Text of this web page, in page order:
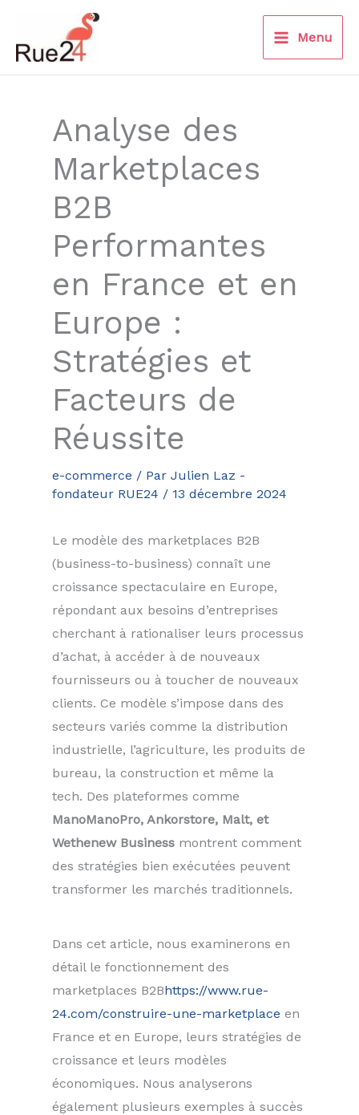
contenu
Menu
Analyse des
Marketplaces
B2B
Performantes
en France et en
Europe :
Stratégies et
Facteurs de
Réussite
e-commerce / Par Julien Laz -
fondateur RUE24 / 13 décembre 2024
Le modèle des marketplaces B2B
(business-to-business) connaît une
croissance spectaculaire en Europe,
répondant aux besoins d’entreprises
cherchant à rationaliser leurs processus
d’achat, à accéder à de nouveaux
fournisseurs ou à toucher de nouveaux
clients. Ce modèle s’impose dans des
secteurs variés comme la distribution
industrielle, l’agriculture, les produits de
bureau, la construction et même la
tech. Des plateformes comme
ManoManoPro, Ankorstore, Malt, et
Wethenew Business montrent comment
des stratégies bien exécutées peuvent
transformer les marchés traditionnels.
Dans cet article, nous examinerons en
détail le fonctionnement des
marketplaces B2Bhttps://www.rue-
24.com/construire-une-marketplace en
France et en Europe, leurs stratégies de
croissance et leurs modèles
économiques. Nous analyserons
également plusieurs exemples à succès